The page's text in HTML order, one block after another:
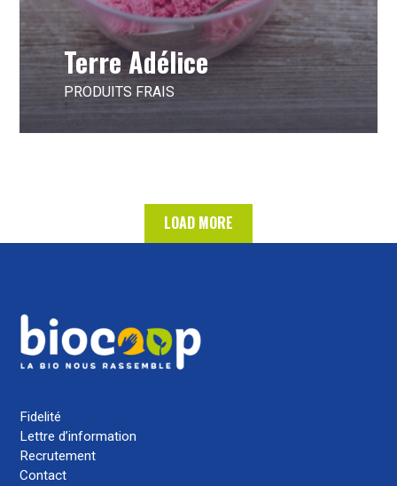
Terre Adélice
PRODUITS FRAIS
LOAD MORE
Fidelité
Lettre d’information
Recrutement
Contact